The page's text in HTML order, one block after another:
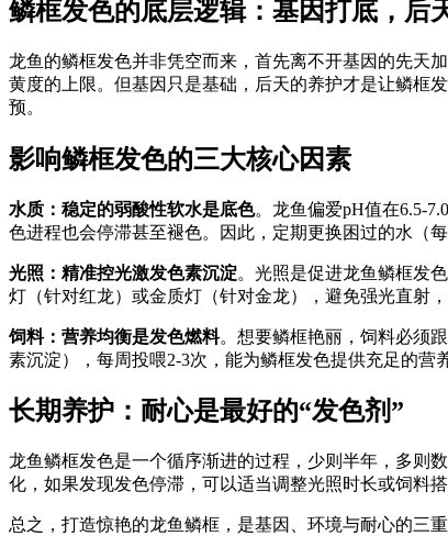
鳞框发色的底层逻辑：基因打底，后
龙鱼的鳞框发色并非凭空而来，首先离不开基因的先天
黄度的上限。但基因只是基础，后天的养护才是让鳞框
预。
影响鳞框发色的三大核心因素
水质：稳定的弱酸性软水是底色。龙鱼偏爱pH值在6.5-
色进程也会停滞甚至褪色。因此，定期更换困过的水（
光照：精准控光激发色素沉淀。光照是促进龙鱼鳞框发
灯（针对红龙）或金质灯（针对金龙），避免强光直射
饲料：营养均衡是发色燃料。想要鳞框艳丽，饲料必须
素沉淀），每周投喂2-3次，能为鳞框发色提供充足的营
长期养护：耐心是最好的“发色剂”
龙鱼鳞框发色是一个循序渐进的过程，少则半年，多则
化，如果发现发色停滞，可以适当调整光照时长或饲料
总之，打造惊艳的龙鱼鳞框，是基因、环境与耐心的三